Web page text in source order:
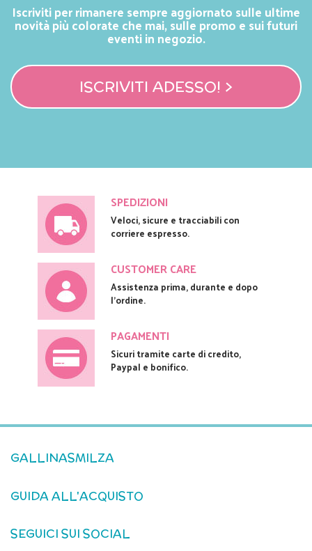
Iscriviti per rimanere sempre aggiornato sulle ultime
novità più colorate che mai, sulle promo e sui futuri
eventi in negozio.
ISCRIVITI ADESSO! >
SPEDIZIONI
Veloci, sicure e tracciabili con
corriere espresso.
CUSTOMER CARE
Assistenza prima, durante e dopo
l'ordine.
PAGAMENTI
Sicuri tramite carte di credito,
Paypal e bonifico.
GALLINASMILZA
GUIDA ALL'ACQUISTO
SEGUICI SUI SOCIAL